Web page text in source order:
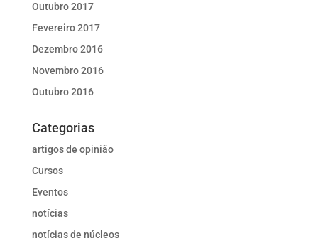
Outubro 2017
Fevereiro 2017
Dezembro 2016
Novembro 2016
Outubro 2016
Categorias
artigos de opinião
Cursos
Eventos
notícias
notícias de núcleos